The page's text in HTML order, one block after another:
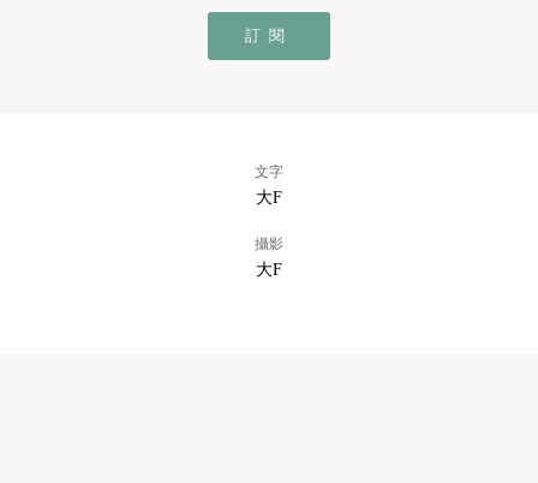
訂閱
文字
大F
攝影
大F